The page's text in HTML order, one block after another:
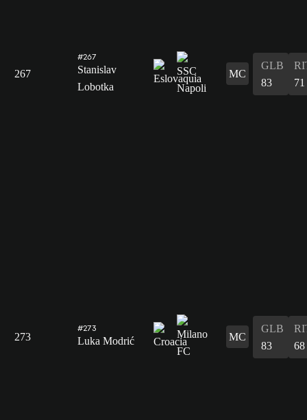
267
#267
Stanislav
Lobotka
MC
GLB
83
71
273
#273
Luka Modrić MC
GLB
83
68